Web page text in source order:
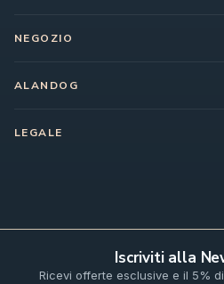
NEGOZIO
ALANDOG
LEGALE
Iscriviti alla
Ricevi offerte esclusive e il 5%